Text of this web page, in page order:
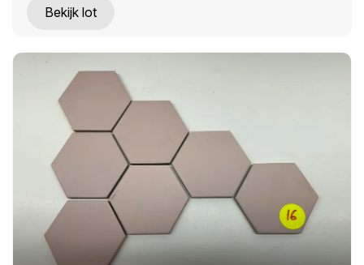
Bekijk lot